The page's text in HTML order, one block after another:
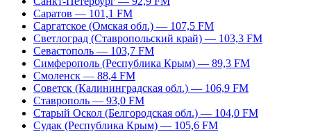
Саратов — 101,1 FM
Саргатское (Омская обл.) — 107,5 FM
Светлоград (Ставропольский край) — 103,3 FM
Севастополь — 103,7 FM
Симферополь (Республика Крым) — 89,3 FM
Смоленск — 88,4 FM
Советск (Калининградская обл.) — 106,9 FM
Ставрополь — 93,0 FM
Старый Оскол (Белгородская обл.) — 104,0 FM
Судак (Республика Крым) — 105,6 FM